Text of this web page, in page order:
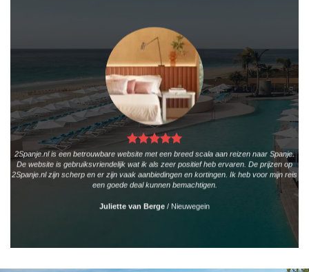
2Spanje.nl is een betrouwbare website met een breed scala aan reizen naar Spanje.
De website is gebruiksvriendelijk wat ik als zeer positief heb ervaren. De prijzen op
2Spanje.nl zijn scherp en er zijn vaak aanbiedingen en kortingen. Ik heb voor mijn reis
een goede deal kunnen bemachtigen.
Juliette van Berge / Nieuwegein